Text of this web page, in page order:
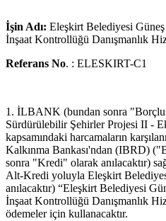
İşin Adı: Eleşkirt Belediyesi
İnşaat Kontrollüğü Danışmanlık
Referans No. : ELESKIRT-C1
1. İLBANK (bundan sonra
Sürdürülebilir Şehirler Projesi II -
kapsamındaki harcamaların
Kalkınma Bankası'ndan (IBRD)
sonra "Kredi" olarak anılacaktır)
Alt-Kredi yoluyla Eleşkirt
anılacaktır) “Eleşkirt Belediyesi
İnşaat Kontrollüğü Danışmanlık
ödemeler için kullanacaktır.